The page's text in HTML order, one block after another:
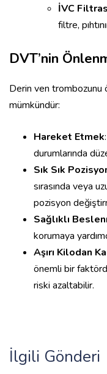
İVC
filtre,
DVT’nin
Derin ven trombozunu
mümkündür:
Hareket Etmek
durumlarında
Sık Sık
sırasında veya
pozisyon
Sağlıklı
korumaya
Aşırı Kilodan
önemli bir
riski azaltabilir.
İlgili Gönderi